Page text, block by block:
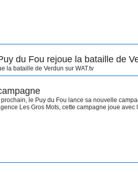
du Fou rejoue la bataille de
la bataille de Verdun sur WAT.tv
prochain, le Puy du Fou lance sa nouvelle
Les Gros Mots, cette campagne joue